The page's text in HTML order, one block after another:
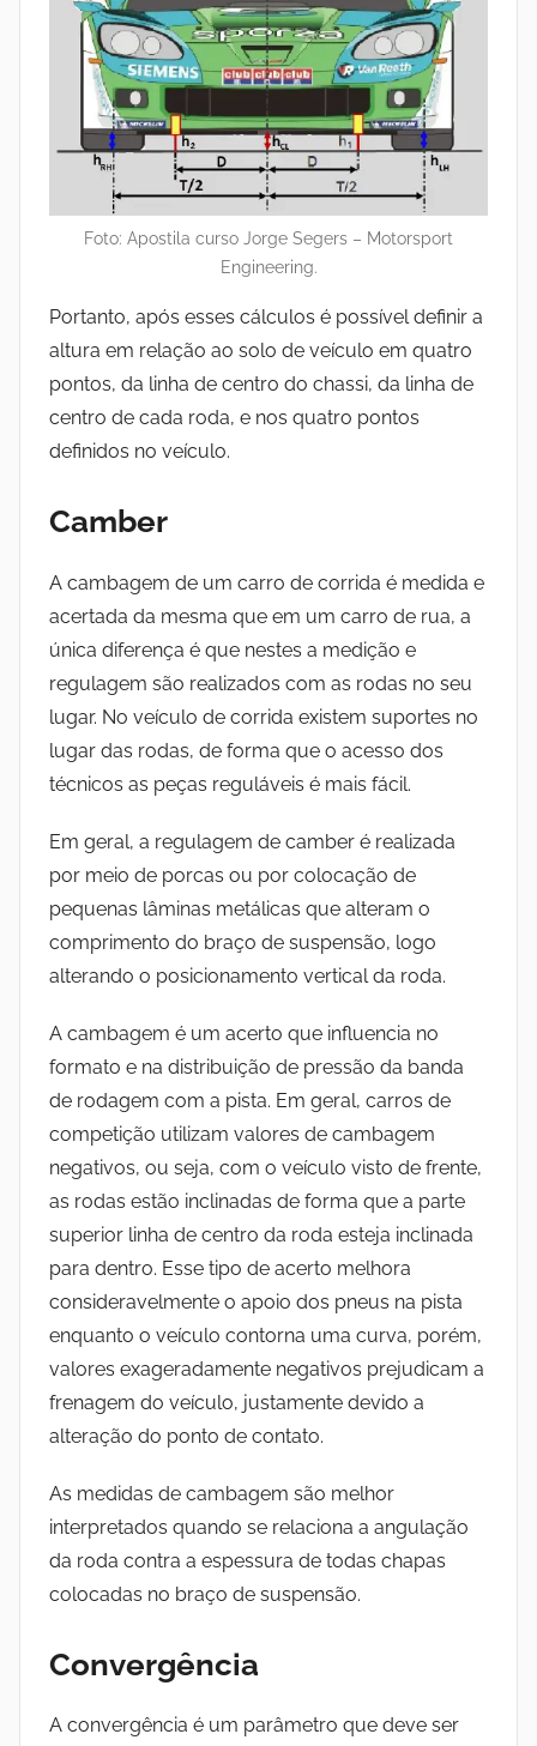
Foto: Apostila curso Jorge Segers – Motorsport
Engineering.
Portanto, após esses cálculos é possível definir a
altura em relação ao solo de veículo em quatro
pontos, da linha de centro do chassi, da linha de
centro de cada roda, e nos quatro pontos
definidos no veículo.
Camber
A cambagem de um carro de corrida é medida e
acertada da mesma que em um carro de rua, a
única diferença é que nestes a medição e
regulagem são realizados com as rodas no seu
lugar. No veículo de corrida existem suportes no
lugar das rodas, de forma que o acesso dos
técnicos as peças reguláveis é mais fácil.
Em geral, a regulagem de camber é realizada
por meio de porcas ou por colocação de
pequenas lâminas metálicas que alteram o
comprimento do braço de suspensão, logo
alterando o posicionamento vertical da roda.
A cambagem é um acerto que influencia no
formato e na distribuição de pressão da banda
de rodagem com a pista. Em geral, carros de
competição utilizam valores de cambagem
negativos, ou seja, com o veículo visto de frente,
as rodas estão inclinadas de forma que a parte
superior linha de centro da roda esteja inclinada
para dentro. Esse tipo de acerto melhora
consideravelmente o apoio dos pneus na pista
enquanto o veículo contorna uma curva, porém,
valores exageradamente negativos prejudicam a
frenagem do veículo, justamente devido a
alteração do ponto de contato.
As medidas de cambagem são melhor
interpretados quando se relaciona a angulação
da roda contra a espessura de todas chapas
colocadas no braço de suspensão.
Convergência
A convergência é um parâmetro que deve ser